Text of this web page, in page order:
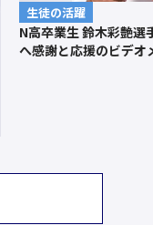
生徒の活躍
N高卒業生 鈴木彩艶選
へ感謝と応援のビデオ